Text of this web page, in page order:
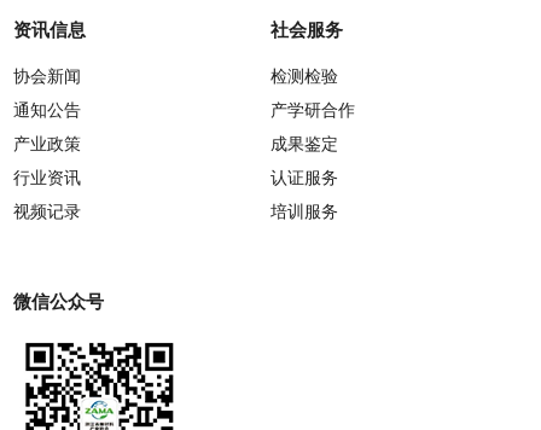
资讯信息
协会新闻
通知公告
产业政策
行业资讯
视频记录
社会服务
检测检验
产学研合作
成果鉴定
认证服务
培训服务
微信公众号